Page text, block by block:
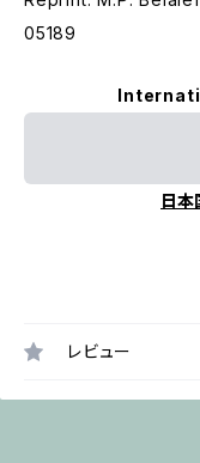
05189
日本
レビュー